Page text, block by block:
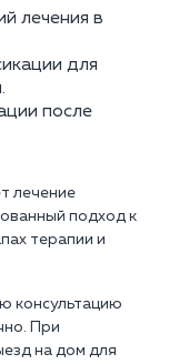
лечения в
для
после
лечение
подход к
терапии и
консультацию
При
на дом для